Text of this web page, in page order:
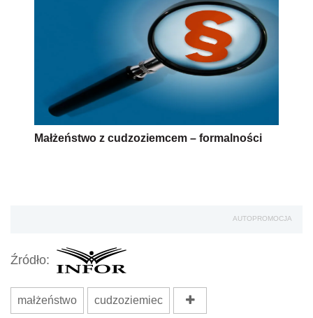
Małżeństwo z cudzoziemcem – formalności
AUTOPROMOCJA
Źródło:
małżeństwo cudzoziemiec